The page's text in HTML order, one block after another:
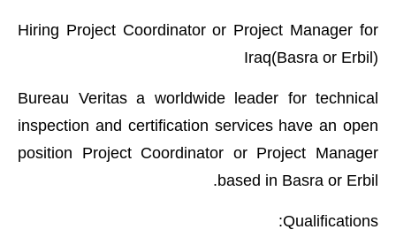
اخبار وقرارات وزارة التعليم
استمارة القبول المركزي
نتائج القبول المركزي
Hiring Project Coordinator or Project Manager for
Iraq(Basra or Erbil)
Bureau Veritas a worldwide leader for technical
inspection and certification services have an open
position Project Coordinator or Project Manager
based in Basra or Erbil.
Qualifications: